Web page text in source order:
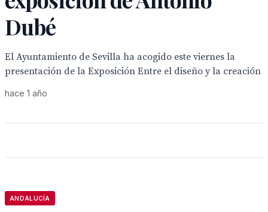
Dubé
El Ayuntamiento de Sevilla ha acogido este viernes la
presentación de la Exposición Entre el diseño y la creación
hace 1 año
ANDALUCÍA